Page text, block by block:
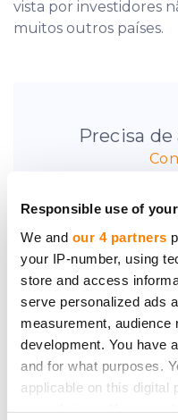
Responsible use of
We and our 4 partners
your IP-number, using
store and access
serve personalized ads
measurement,
development. You have
and for what purposes.
applicable on this digital
vista por investidores
muitos outros países.
Precisa